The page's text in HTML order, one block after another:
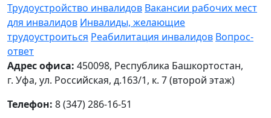
Трудоустройство инвалидов Вакансии рабочих мест
для инвалидов Инвалиды, желающие
трудоустроиться Реабилитация инвалидов Вопрос-
ответ
Адрес офиса: 450098, Республика Башкортостан,
г. Уфа, ул. Российская, д.163/1, к. 7 (второй этаж)
Телефон: 8 (347) 286-16-51